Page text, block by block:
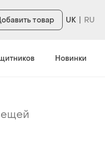
товар UK
Новинки